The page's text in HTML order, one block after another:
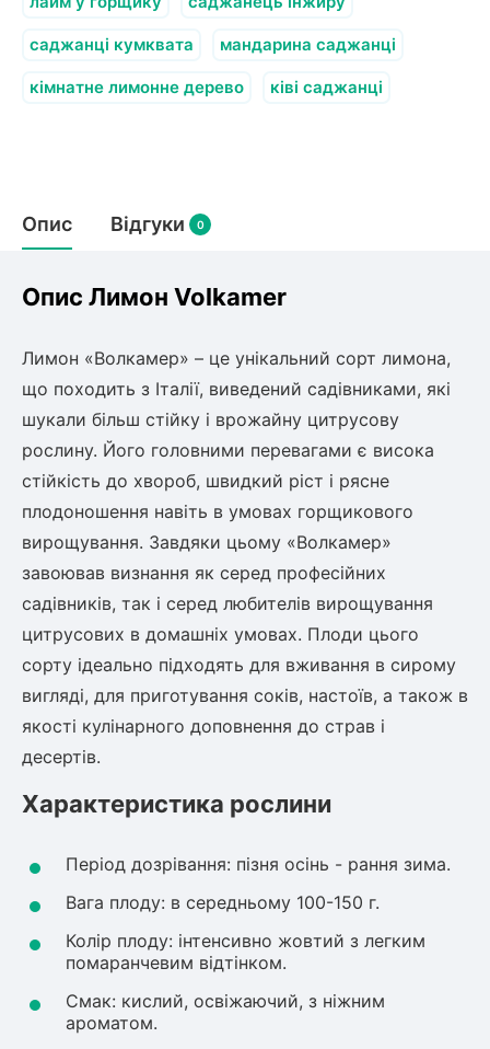
Оливкове Дерево
Нектарин
Алича
Айва
Хурма
Абрикос
Обліпиха
Азіатська груша
Смородина
Агрус
Актинідія
Ірга
Ківі
Платан
Тамарикс
Вейгела
Пухироплідник
Спірея
Дерен
Штамбові троянди
Бузок
Жасмин (Чубушник)
Будлея
Лавровишня
Кизильник
Бобовник (Жерновець)
Калина
Піраканта
Бузина
Багаторічні рослини
Молодило (Кам'яні троянди)
Лаванда
Пряні трави
Очиток (седум)
Вівсяниця
Барвінок
Чемерник (морозник)
Рослини що в'ються
Кріплення агроволокна (агротканини)
Сітка затіняюча
Садова техніка
Картоплекопалки
Навантажувачі
саджанці кумквата мандарина саджанці
кімнатне лимонне дерево ківі саджанці
Опис Відгуки 0
Опис Лимон Volkamer
Лимон «Волкамер» – це унікальний сорт лимона,
що походить з Італії, виведений садівниками, які
шукали більш стійку і врожайну цитрусову
рослину. Його головними перевагами є висока
стійкість до хвороб, швидкий ріст і рясне
плодоношення навіть в умовах горщикового
вирощування. Завдяки цьому «Волкамер»
завоював визнання як серед професійних
садівників, так і серед любителів вирощування
цитрусових в домашніх умовах. Плоди цього
сорту ідеально підходять для вживання в сирому
вигляді, для приготування соків, настоїв, а також в
якості кулінарного доповнення до страв і
десертів.
Характеристика рослини
Період дозрівання: пізня осінь - рання зима.
Вага плоду: в середньому 100-150 г.
Колір плоду: інтенсивно жовтий з легким
помаранчевим відтінком.
Смак: кислий, освіжаючий, з ніжним
ароматом.